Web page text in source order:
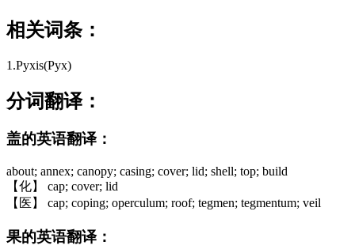
相关词条：
1.Pyxis(Pyx)
分词翻译：
盖的英语翻译：
about; annex; canopy; casing; cover; lid; shell; top; build
【化】 cap; cover; lid
【医】 cap; coping; operculum; roof; tegmen; tegmentum; veil
果的英语翻译：